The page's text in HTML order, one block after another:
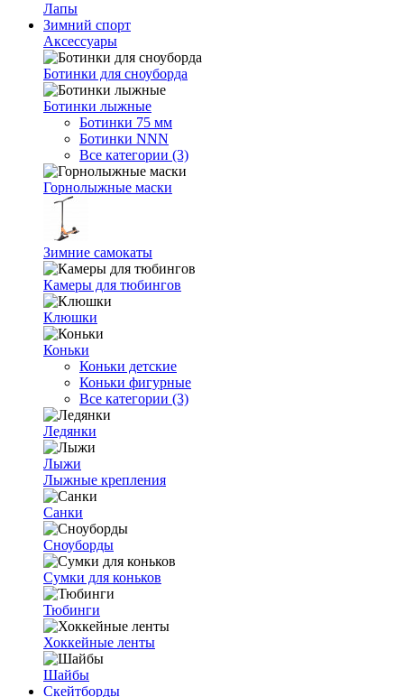
Лапы
Зимний спорт
Аксессуары
Ботинки для сноуборда
Ботинки лыжные
Ботинки 75 мм
Ботинки NNN
Все категории (3)
Горнолыжные маски
Зимние самокаты
Камеры для тюбингов
Клюшки
Коньки
Коньки детские
Коньки фигурные
Все категории (3)
Ледянки
Лыжи
Лыжные крепления
Санки
Сноуборды
Сумки для коньков
Тюбинги
Хоккейные ленты
Шайбы
Скейтборды